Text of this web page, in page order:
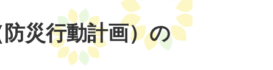
災行動計画）の